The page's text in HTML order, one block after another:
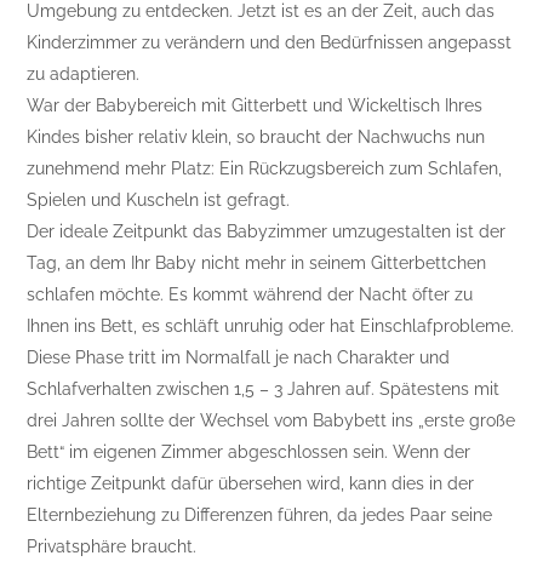
Umgebung zu entdecken. Jetzt ist es an der Zeit, auch das
Kinderzimmer zu verändern und den Bedürfnissen angepasst
zu adaptieren.
War der Babybereich mit Gitterbett und Wickeltisch Ihres
Kindes bisher relativ klein, so braucht der Nachwuchs nun
zunehmend mehr Platz: Ein Rückzugsbereich zum Schlafen,
Spielen und Kuscheln ist gefragt.
Der ideale Zeitpunkt das Babyzimmer umzugestalten ist der
Tag, an dem Ihr Baby nicht mehr in seinem Gitterbettchen
schlafen möchte. Es kommt während der Nacht öfter zu
Ihnen ins Bett, es schläft unruhig oder hat Einschlafprobleme.
Diese Phase tritt im Normalfall je nach Charakter und
Schlafverhalten zwischen 1,5 – 3 Jahren auf. Spätestens mit
drei Jahren sollte der Wechsel vom Babybett ins „erste große
Bett“ im eigenen Zimmer abgeschlossen sein. Wenn der
richtige Zeitpunkt dafür übersehen wird, kann dies in der
Elternbeziehung zu Differenzen führen, da jedes Paar seine
Privatsphäre braucht.